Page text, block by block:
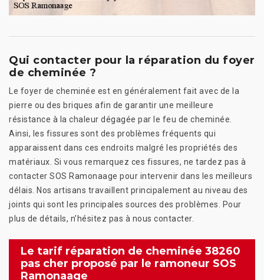
Qui contacter pour la réparation du foyer
de cheminée ?
Le foyer de cheminée est en généralement fait avec de la
pierre ou des briques afin de garantir une meilleure
résistance à la chaleur dégagée par le feu de cheminée.
Ainsi, les fissures sont des problèmes fréquents qui
apparaissent dans ces endroits malgré les propriétés des
matériaux. Si vous remarquez ces fissures, ne tardez pas à
contacter SOS Ramonaage pour intervenir dans les meilleurs
délais. Nos artisans travaillent principalement au niveau des
joints qui sont les principales sources des problèmes. Pour
plus de détails, n’hésitez pas à nous contacter.
Le tarif réparation de cheminée 38260
pas cher proposé par le ramoneur SOS
Ramonaage